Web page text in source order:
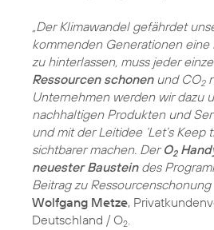
„Der Klimawandel gefährdet
kommenden Generationen
zu hinterlassen, muss jeder
Ressourcen schonenund CO2
Unternehmen werden wir dazu
nachhaltigen Produkten und
und mit der Leitidee ‘Let’s Keep
sichtbarer machen. Der O2
neuester Bausteindes
Beitrag zu Ressourcenschonung
Wolfgang Metze,
Deutschland / O2